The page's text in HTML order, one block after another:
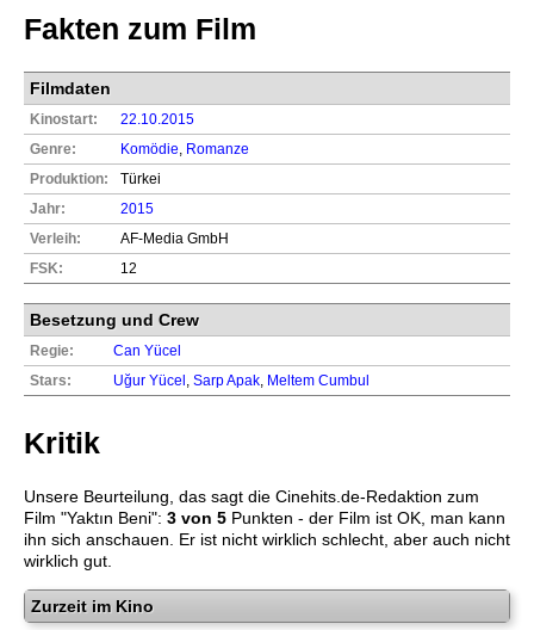
Fakten zum Film
Filmdaten
Kinostart:
22.10.2015
Genre:
Komödie Romanze
Produktion:
Türkei
Jahr:
2015
Verleih:
AF-Media GmbH
FSK:
12
Besetzung und Crew
Regie:
Can Yücel
Stars:
Uğur Yücel Sarp Apak Meltem Cumbul
Kritik
Unsere Beurteilung, das sagt die Cinehits.de-Redaktion zum
Film "Yaktın Beni": 3 von 5 Punkten - der Film ist OK, man kann
ihn sich anschauen. Er ist nicht wirklich schlecht, aber auch nicht
wirklich gut.
Zurzeit im Kino